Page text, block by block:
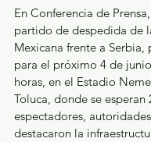
En Conferencia de
partido de despedida de
Mexicana frente a Serbia,
para el próximo 4 de
horas, en el Estadio
Toluca, donde se esperan
espectadores,
destacaron la